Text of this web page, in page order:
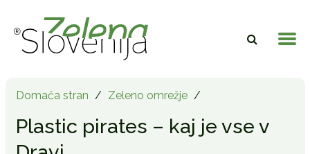
Domača stran / Zeleno omrežje /
Plastic pirates – kaj je vse v